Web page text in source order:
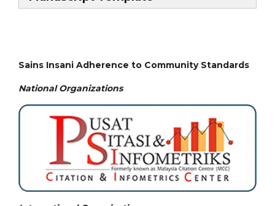
Sains Insani Adherence to Community Standards
National Organizations